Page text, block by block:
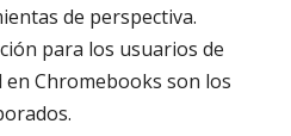
de perspectiva.
para los usuarios de
en Chromebooks son los